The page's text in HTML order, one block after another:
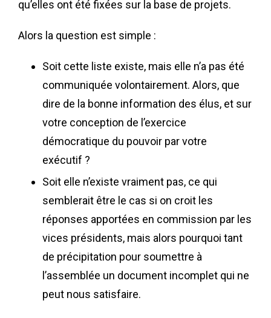
qu’elles ont été fixées sur la base de projets.
Alors la question est simple :
Soit cette liste existe, mais elle n’a pas été
communiquée volontairement. Alors, que
dire de la bonne information des élus, et sur
votre conception de l’exercice
démocratique du pouvoir par votre
exécutif ?
Soit elle n’existe vraiment pas, ce qui
semblerait être le cas si on croit les
réponses apportées en commission par les
vices présidents, mais alors pourquoi tant
de précipitation pour soumettre à
l’assemblée un document incomplet qui ne
peut nous satisfaire.